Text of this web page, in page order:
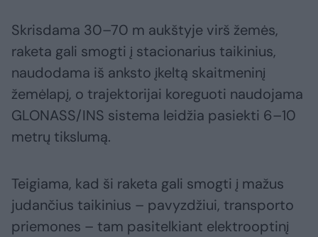
Skrisdama 30–70 m aukštyje virš žemės,
raketa gali smogti į stacionarius taikinius,
naudodama iš anksto įkeltą skaitmeninį
žemėlapį, o trajektorijai koreguoti naudojama
GLONASS/INS sistema leidžia pasiekti 6–10
metrų tikslumą.
Teigiama, kad ši raketa gali smogti į mažus
judančius taikinius – pavyzdžiui, transporto
priemones – tam pasitelkiant elektrooptinį